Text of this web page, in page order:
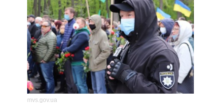
mvs.gov.ua